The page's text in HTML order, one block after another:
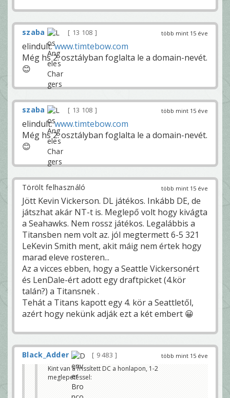
több mint 15 éve
szaba 13 108
elindult:www.timtebow.com
Még hs 2. osztályban foglalta le a domain-nevét.
😊
több mint 15 éve
szaba 13 108
elindult:www.timtebow.com
Még hs 2. osztályban foglalta le a domain-nevét.
😊
több mint 15 éve
Törölt felhasználó
Jött Kevin Vickerson. DL játékos. Inkább DE, de
játszhat akár NT-t is. Meglepő volt hogy kivágta
a Seahawks. Nem rossz játékos. Legalábbis a
Titansben nem volt az. jól megtermett 6-5 321
LeKevin Smith ment, akit máig nem értek hogy
marad eleve rosteren...
Az a vicces ebben, hogy a Seattle Vickersonért
és LenDale-ért adott egy draftpicket (4.kör
talán?) a Titansnek .
Tehát a Titans kapott egy 4. kör a Seattletől,
azért hogy nekünk adják ezt a két embert 😀
több mint 15 éve
Black_Adder
9 483
Kint van a frissített DC a honlapon, 1-2
meglepetéssel: